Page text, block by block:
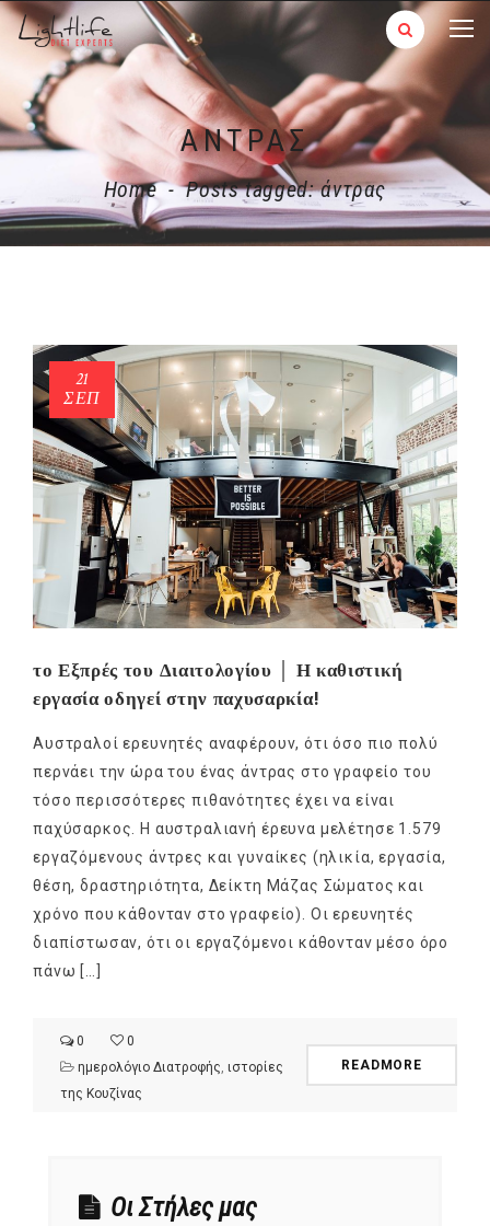
ΆΝΤΡΑΣ
Home - Posts tagged: άντρας
21
ΣΕΠ
το Εξπρές του Διαιτολογίου │ Η καθιστική
εργασία οδηγεί στην παχυσαρκία!
Αυστραλοί ερευνητές αναφέρουν, ότι όσο πιο πολύ
περνάει την ώρα του ένας άντρας στο γραφείο του
τόσο περισσότερες πιθανότητες έχει να είναι
παχύσαρκος. Η αυστραλιανή έρευνα μελέτησε 1.579
εργαζόμενους άντρες και γυναίκες (ηλικία, εργασία,
θέση, δραστηριότητα, Δείκτη Μάζας Σώματος και
χρόνο που κάθονταν στο γραφείο). Οι ερευνητές
διαπίστωσαν, ότι οι εργαζόμενοι κάθονταν μέσο όρο
πάνω […]
0
0
ημερολόγιο Διατροφής ιστορίες
της Κουζίνας
READMORE
Οι Στήλες μας